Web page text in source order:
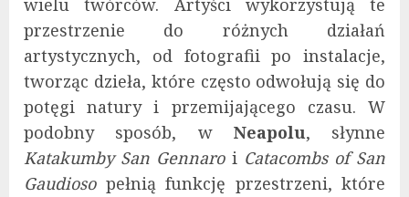
wielu twórców. Artyści wykorzystują te
przestrzenie do różnych działań
artystycznych, od fotografii po instalacje,
tworząc dzieła, które często odwołują się do
potęgi natury i przemijającego czasu. W
podobny sposób, w Neapolu, słynne
Katakumby San Gennaroi Catacombs of San
Gaudiosopełnią funkcję przestrzeni, które